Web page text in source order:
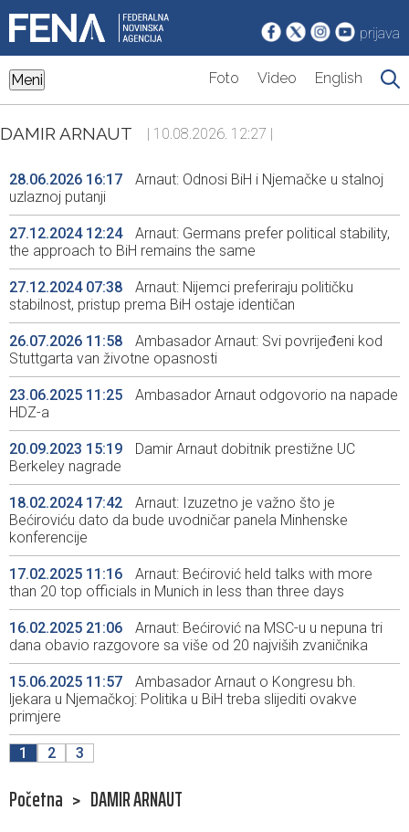
prijava
Meni Foto Video English
DAMIR ARNAUT | 10.08.2026. 12:27 |
28.06.2026 16:17
Arnaut: Odnosi BiH i Njemačke u stalnoj
uzlaznoj putanji
27.12.2024 12:24
Arnaut: Germans prefer political stability,
the approach to BiH remains the same
27.12.2024 07:38
Arnaut: Nijemci preferiraju političku
stabilnost, pristup prema BiH ostaje identičan
26.07.2026 11:58
Ambasador Arnaut: Svi povrijeđeni kod
Stuttgarta van životne opasnosti
23.06.2025 11:25
Ambasador Arnaut odgovorio na napade
HDZ-a
20.09.2023 15:19
Damir Arnaut dobitnik prestižne UC
Berkeley nagrade
18.02.2024 17:42
Arnaut: Izuzetno je važno što je
Bećiroviću dato da bude uvodničar panela Minhenske
konferencije
17.02.2025 11:16
Arnaut: Bećirović held talks with more
than 20 top officials in Munich in less than three days
16.02.2025 21:06
Arnaut: Bećirović na MSC-u u nepuna tri
dana obavio razgovore sa više od 20 najviših zvaničnika
15.06.2025 11:57
Ambasador Arnaut o Kongresu bh.
ljekara u Njemačkoj: Politika u BiH treba slijediti ovakve
primjere
1 2 3
Početna > DAMIR ARNAUT